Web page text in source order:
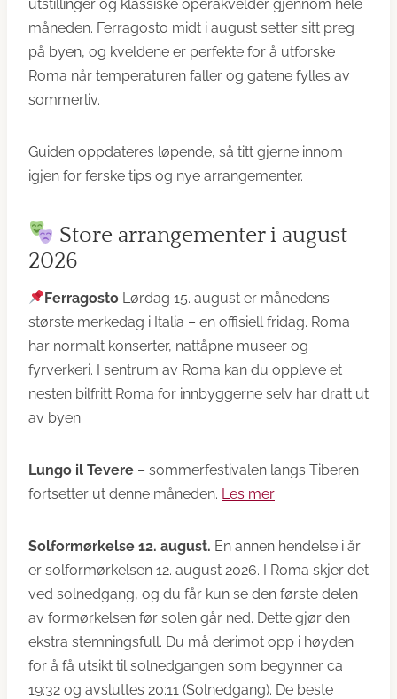
utstillinger og klassiske operakvelder gjennom hele
måneden. Ferragosto midt i august setter sitt preg
på byen, og kveldene er perfekte for å utforske
Roma når temperaturen faller og gatene fylles av
sommerliv.
Guiden oppdateres løpende, så titt gjerne innom
igjen for ferske tips og nye arrangementer.
Store arrangementer i august
2026
Ferragosto Lørdag 15. august er månedens
største merkedag i Italia – en offisiell fridag. Roma
har normalt konserter, nattåpne museer og
fyrverkeri. I sentrum av Roma kan du oppleve et
nesten bilfritt Roma for innbyggerne selv har dratt ut
av byen.
Lungo il Tevere – sommerfestivalen langs Tiberen
fortsetter ut denne måneden. Les mer
Solformørkelse 12. august. En annen hendelse i år
er solformørkelsen 12. august 2026. I Roma skjer det
ved solnedgang, og du får kun se den første delen
av formørkelsen før solen går ned. Dette gjør den
ekstra stemningsfull. Du må derimot opp i høyden
for å få utsikt til solnedgangen som begynner ca
19:32 og avsluttes 20:11 (Solnedgang). De beste